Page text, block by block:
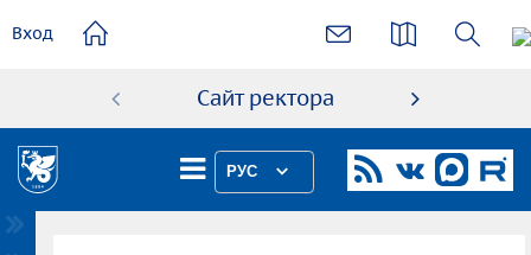
содержанию
Вход
Сайт ректора
РУС